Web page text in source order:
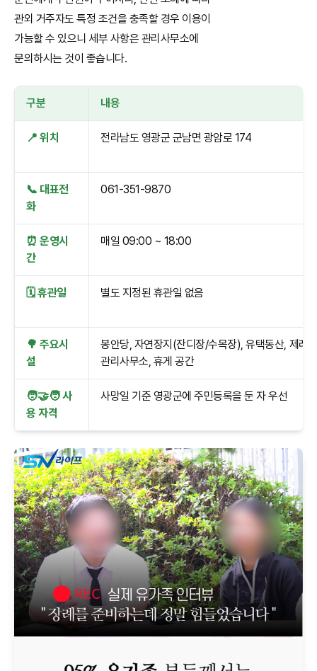
관외 거주자도 특정 조건을 충족할 경우 이용이
가능할 수 있으니 세부 사항은 관리사무소에
문의하시는 것이 좋습니다.
구분 내용
📍 위치 전라남도 영광군 군남면 광암로 174
📞 대표전
화
061-351-9870
⏰ 운영시
간
매일 09:00 ~ 18:00
🗓️ 휴관일 별도 지정된 휴관일 없음
🌳 주요시
설
봉안당, 자연장지(잔디장/수목장), 유택동산, 제례
관리사무소, 휴게 공간
🧑‍🤝‍🧑 사
용 자격
사망일 기준 영광군에 주민등록을 둔 자 우선